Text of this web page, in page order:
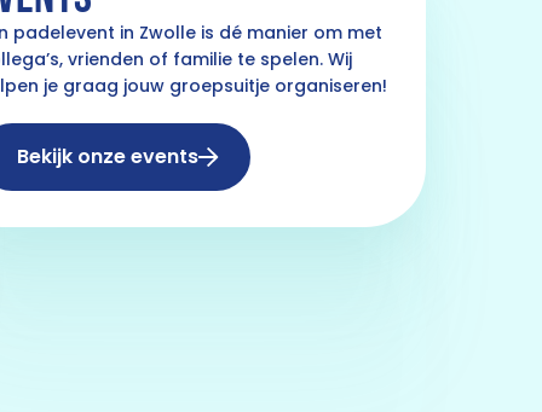
padelevent in Zwolle is dé manier om met
vrienden of familie te spelen. Wij
je graag jouw groepsuitje organiseren!
Bekijk onze events